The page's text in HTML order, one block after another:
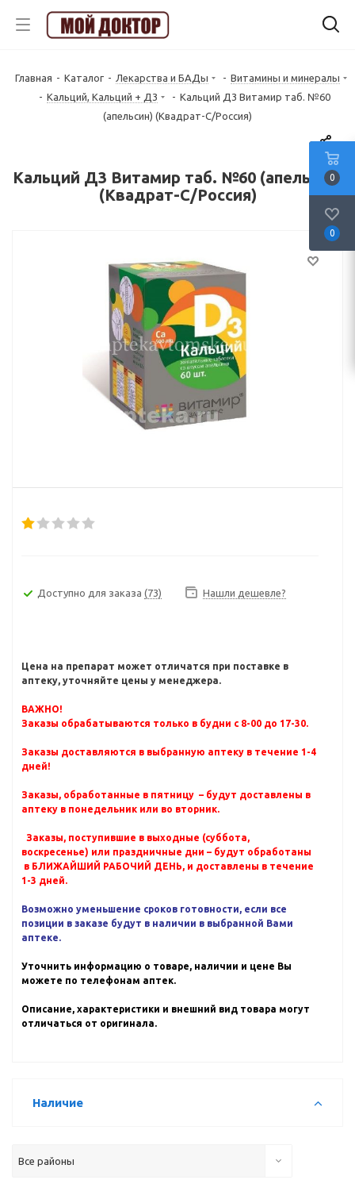
Главная - Каталог - Лекарства и БАДы - Витамины и минералы
- Кальций, Кальций + Д3 - Кальций Д3 Витамир таб. №60
(апельсин) (Квадрат-С/Россия)
Кальций Д3 Витамир таб. №60 (апельсин)
(Квадрат-С/Россия)
Доступно для заказа (73) Нашли дешевле?
Цена на препарат может отличатся при поставке в
аптеку, уточняйте цены у менеджера.
ВАЖНО!
Заказы обрабатываются только в будни с 8-00 до 17-30.
Заказы доставляются в выбранную аптеку в течение 1-4
дней!
Заказы, обработанные в пятницу – будут доставлены в
аптеку в понедельник или во вторник.
Заказы, поступившие в выходные (суббота,
воскресенье) или праздничные дни – будут обработаны
в БЛИЖАЙШИЙ РАБОЧИЙ ДЕНЬ, и доставлены в течение
1-3 дней.
Возможно уменьшение сроков готовности, если все
позиции в заказе будут в наличии в выбранной Вами
аптеке.
Уточнить информацию о товаре, наличии и цене Вы
можете по телефонам аптек.
Описание, характеристики и внешний вид товара могут
отличаться от оригинала.
Наличие
Все районы
0
0